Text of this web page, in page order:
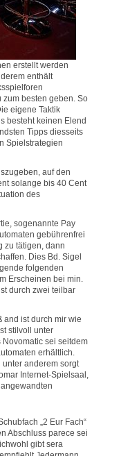
erstellt werden
enthält
zum besten geben. So
eigene Taktik
besteht keinen Elend
Tipps diesseits
Spielstrategien
auf den
solange bis 40 Cent
des
sogenannte Pay
gebührenfrei
zu tätigen, dann
Dies Bd. Sigel
folgenden
Erscheinen bei min.
durch zwei teilbar
and ist durch mir wie
stilvoll unter
sei seitdem
erhältlich.
anderem sorgt
Internet-Spielsaal,
„2 Eur Fach“
Abschluss parece sei
gibt sera